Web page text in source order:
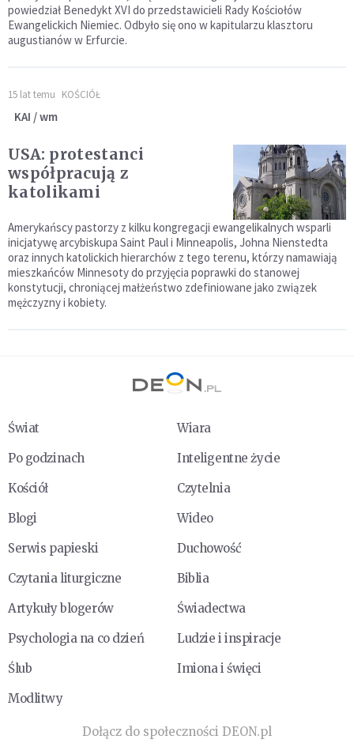
powiedział Benedykt XVI do przedstawicieli Rady Kościołów
Ewangelickich Niemiec. Odbyło się ono w kapitularzu klasztoru
augustianów w Erfurcie.
15 lat temu KOŚCIÓŁ
KAI / wm
USA: protestanci
współpracują z
katolikami
Amerykańscy pastorzy z kilku kongregacji ewangelikalnych wsparli
inicjatywę arcybiskupa Saint Paul i Minneapolis, Johna Nienstedta
oraz innych katolickich hierarchów z tego terenu, którzy namawiają
mieszkańców Minnesoty do przyjęcia poprawki do stanowej
konstytucji, chroniącej małżeństwo zdefiniowane jako związek
mężczyzny i kobiety.
Świat
Wiara
Po godzinach
Inteligentne życie
Kościół
Czytelnia
Blogi
Wideo
Serwis papieski
Duchowość
Czytania liturgiczne
Biblia
Artykuły blogerów
Świadectwa
Psychologia na co dzień
Ludzie i inspiracje
Ślub
Imiona i święci
Modlitwy
Dołącz do społeczności DEON.pl